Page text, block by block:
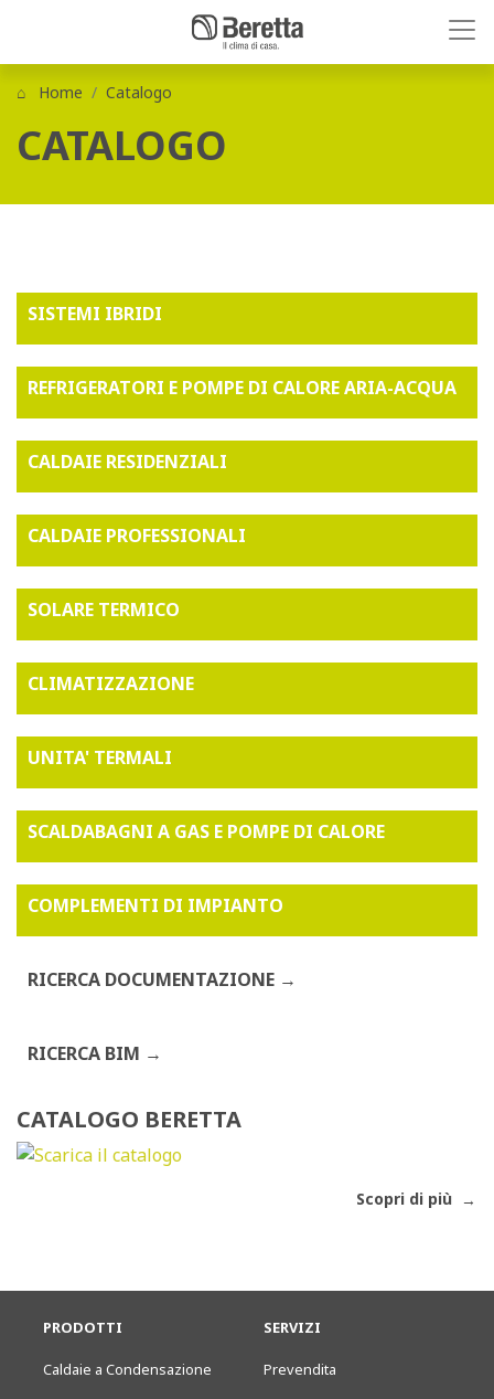
Home Catalogo
CATALOGO
SISTEMI IBRIDI
REFRIGERATORI E POMPE DI CALORE ARIA-ACQUA
CALDAIE RESIDENZIALI
CALDAIE PROFESSIONALI
SOLARE TERMICO
CLIMATIZZAZIONE
UNITA' TERMALI
SCALDABAGNI A GAS E POMPE DI CALORE
COMPLEMENTI DI IMPIANTO
RICERCA DOCUMENTAZIONE
RICERCA BIM
CATALOGO BERETTA
Scopri di più
PRODOTTI
Caldaie a Condensazione
SERVIZI
Prevendita